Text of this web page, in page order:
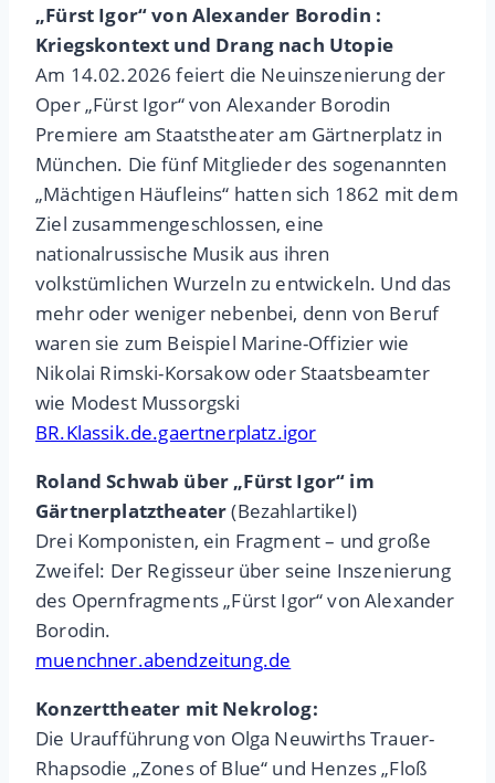
„Fürst Igor“ von Alexander Borodin :
Kriegskontext und Drang nach Utopie
Am 14.02.2026 feiert die Neuinszenierung der
Oper „Fürst Igor“ von Alexander Borodin
Premiere am Staatstheater am Gärtnerplatz in
München. Die fünf Mitglieder des sogenannten
„Mächtigen Häufleins“ hatten sich 1862 mit dem
Ziel zusammengeschlossen, eine
nationalrussische Musik aus ihren
volkstümlichen Wurzeln zu entwickeln. Und das
mehr oder weniger nebenbei, denn von Beruf
waren sie zum Beispiel Marine-Offizier wie
Nikolai Rimski-Korsakow oder Staatsbeamter
wie Modest Mussorgski
BR.Klassik.de.gaertnerplatz.igor
Roland Schwab über „Fürst Igor“ im
Gärtnerplatztheater(Bezahlartikel)
Drei Komponisten, ein Fragment – und große
Zweifel: Der Regisseur über seine Inszenierung
des Opernfragments „Fürst Igor“ von Alexander
Borodin.
muenchner.abendzeitung.de
Konzerttheater mit Nekrolog:
Die Uraufführung von Olga Neuwirths Trauer-
Rhapsodie „Zones of Blue“ und Henzes „Floß